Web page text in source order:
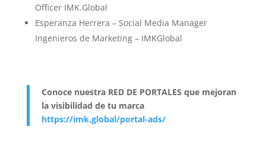
Officer IMK.Global
Esperanza Herrera – Social Media Manager
Ingenieros de Marketing – IMKGlobal
Conoce nuestra RED DE PORTALES que mejoran
la visibilidad de tu marca
https://imk.global/portal-ads/